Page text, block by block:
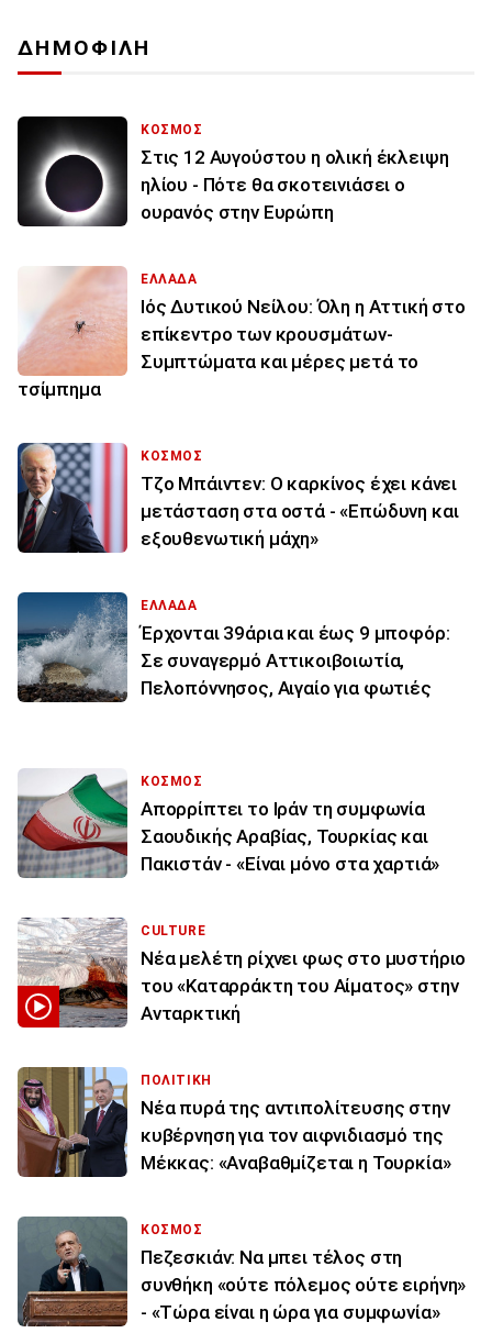
ΔΗΜΟΦΙΛΗ
ΚΟΣΜΟΣ
Στις 12 Αυγούστου η ολική έκλειψη
ηλίου - Πότε θα σκοτεινιάσει ο
ουρανός στην Ευρώπη
ΕΛΛΑΔΑ
Ιός Δυτικού Νείλου: Όλη η Αττική στο
επίκεντρο των κρουσμάτων-
Συμπτώματα και μέρες μετά το
τσίμπημα
ΚΟΣΜΟΣ
Τζο Μπάιντεν: Ο καρκίνος έχει κάνει
μετάσταση στα οστά - «Επώδυνη και
εξουθενωτική μάχη»
ΕΛΛΑΔΑ
Έρχονται 39άρια και έως 9 μποφόρ:
Σε συναγερμό Αττικοιβοιωτία,
Πελοπόννησος, Αιγαίο για φωτιές
ΚΟΣΜΟΣ
Απορρίπτει το Ιράν τη συμφωνία
Σαουδικής Αραβίας, Τουρκίας και
Πακιστάν - «Είναι μόνο στα χαρτιά»
CULTURE
Νέα μελέτη ρίχνει φως στο μυστήριο
του «Καταρράκτη του Αίματος» στην
Ανταρκτική
ΠΟΛΙΤΙΚΗ
Νέα πυρά της αντιπολίτευσης στην
κυβέρνηση για τον αιφνιδιασμό της
Μέκκας: «Αναβαθμίζεται η Τουρκία»
ΚΟΣΜΟΣ
Πεζεσκιάν: Να μπει τέλος στη
συνθήκη «ούτε πόλεμος ούτε ειρήνη»
- «Τώρα είναι η ώρα για συμφωνία»